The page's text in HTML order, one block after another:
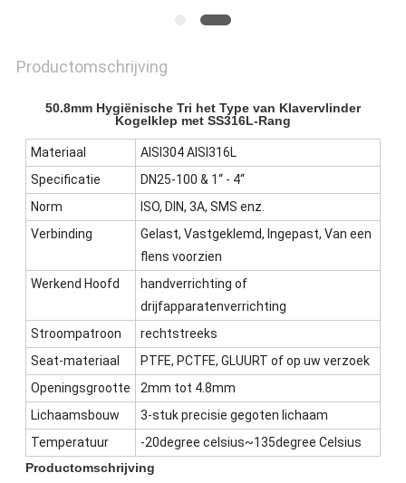
Productomschrijving
50.8mm Hygiënische Tri het Type van Klavervlinder
Kogelklep met SS316L-Rang
Materiaal
AISI304 AISI316L
Specificatie
DN25-100 & 1“ - 4“
Norm
ISO, DIN, 3A, SMS enz.
Verbinding
Gelast, Vastgeklemd, Ingepast, Van een
flens voorzien
Werkend Hoofd
handverrichting of
drijfapparatenverrichting
Stroompatroon
rechtstreeks
Seat-materiaal
PTFE, PCTFE, GLUURT of op uw verzoek
Openingsgrootte
2mm tot 4.8mm
Lichaamsbouw
3-stuk precisie gegoten lichaam
Temperatuur
-20degree celsius~135degree Celsius
Productomschrijving